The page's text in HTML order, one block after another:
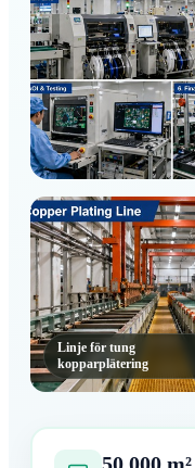
Linje för tung
kopparplätering